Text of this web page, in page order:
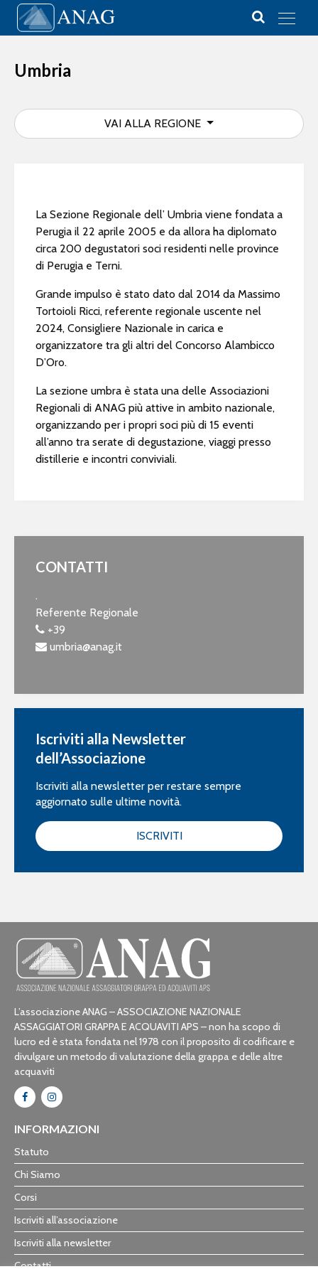
Vai al contenuto
Main Navigation
Umbria
VAI ALLA REGIONE
La Sezione Regionale dell’ Umbria viene fondata a
Perugia il 22 aprile 2005 e da allora ha diplomato
circa 200 degustatori soci residenti nelle province
di Perugia e Terni.
Grande impulso è stato dato dal 2014 da Massimo
Tortoioli Ricci, referente regionale uscente nel
2024, Consigliere Nazionale in carica e
organizzatore tra gli altri del Concorso Alambicco
D’Oro.
La sezione umbra è stata una delle Associazioni
Regionali di ANAG più attive in ambito nazionale,
organizzando per i propri soci più di 15 eventi
all’anno tra serate di degustazione, viaggi presso
distillerie e incontri conviviali.
CONTATTI
.
Referente Regionale
+39
umbria@anag.it
Iscriviti alla Newsletter
dell’Associazione
Iscriviti alla newsletter per restare sempre
aggiornato sulle ultime novità.
ISCRIVITI
L’associazione ANAG – ASSOCIAZIONE NAZIONALE
ASSAGGIATORI GRAPPA E ACQUAVITI APS – non ha scopo di
lucro ed è stata fondata nel 1978 con il proposito di codificare e
divulgare un metodo di valutazione della grappa e delle altre
acquaviti
INFORMAZIONI
Statuto
Chi Siamo
Corsi
Iscriviti all’associazione
Iscriviti alla newsletter
Contatti